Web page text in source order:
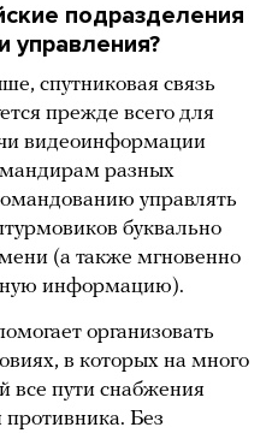
подразделения
управления?
спутниковая связь
прежде всего для
видеоинформации
разных
управлять
буквально
(а также мгновенно
информацию).
организовать
в которых на много
все пути снабжения
Без